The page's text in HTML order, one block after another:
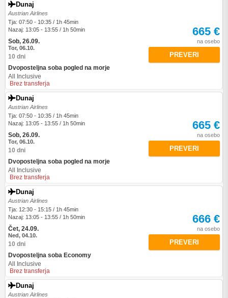
Dunaj
Austrian Airlines
Tja: 07:50 - 10:35 / 1h 45min
Nazaj: 13:05 - 13:55 / 1h 50min
Sob, 26.09.
Tor, 06.10.
10 dni
Dvoposteljna soba pogled na morje
All Inclusive
Brez transferja
665 €
na osebo
PREVERI
Dunaj
Austrian Airlines
Tja: 07:50 - 10:35 / 1h 45min
Nazaj: 13:05 - 13:55 / 1h 50min
Sob, 26.09.
Tor, 06.10.
10 dni
Dvoposteljna soba pogled na morje
All Inclusive
Brez transferja
665 €
na osebo
PREVERI
Dunaj
Austrian Airlines
Tja: 12:30 - 15:15 / 1h 45min
Nazaj: 13:05 - 13:55 / 1h 50min
Čet, 24.09.
Ned, 04.10.
10 dni
Dvoposteljna soba Economy
All Inclusive
Brez transferja
666 €
na osebo
PREVERI
Dunaj
Austrian Airlines